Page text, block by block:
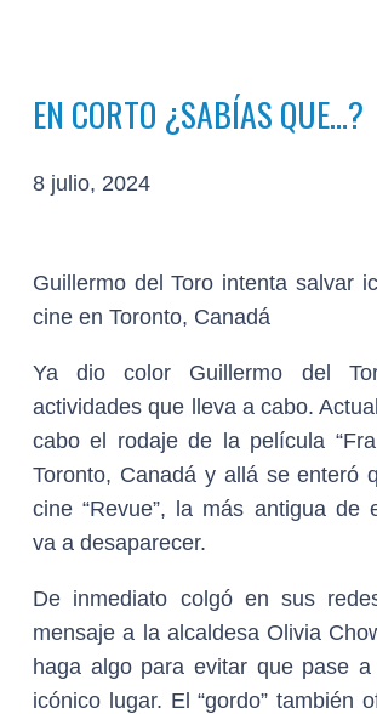
EN CORTO ¿SABÍAS QUE…?
8 julio, 2024
Guillermo del Toro intenta salvar
cine en Toronto, Canadá
Ya dio color Guillermo del
actividades que lleva a cabo.
cabo el rodaje de la película
Toronto, Canadá y allá se enteró
cine “Revue”, la más antigua de
va a desaparecer.
De inmediato colgó en sus
mensaje a la alcaldesa Olivia
haga algo para evitar que pase a
icónico lugar. El “gordo” también